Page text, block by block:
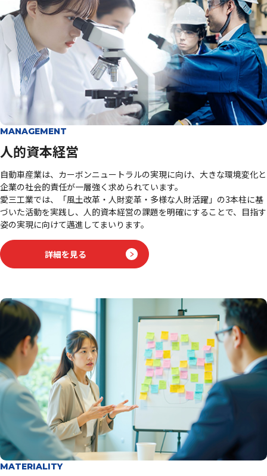
MANAGEMENT
人的資本経営
自動車産業は、カーボンニュートラルの実現に向け、大きな環境変化と
企業の社会的責任が一層強く求められています。
愛三工業では、「風土改革・人財変革・多様な人財活躍」の3本柱に基
づいた活動を実践し、人的資本経営の課題を明確にすることで、目指す
姿の実現に向けて邁進してまいります。
詳細を見る
MATERIALITY